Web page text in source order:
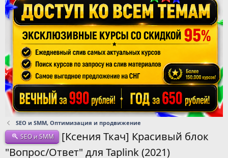
SEO и SMM, Оптимизация и продвижение
SEO и SMM
[Ксения Ткач] Красивый блок
"Вопрос/Ответ" для Taplink (2021)